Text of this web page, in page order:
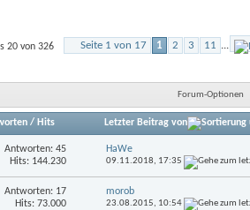
Seite 1 von 17 1 2 3 11 ...
20 von 326
Forum-Optionen
/ Hits Letzter Beitrag von
Antworten: 45
Hits: 144.230
HaWe
09.11.2018, 17:35
Antworten: 17
Hits: 73.000
morob
23.08.2015, 10:54